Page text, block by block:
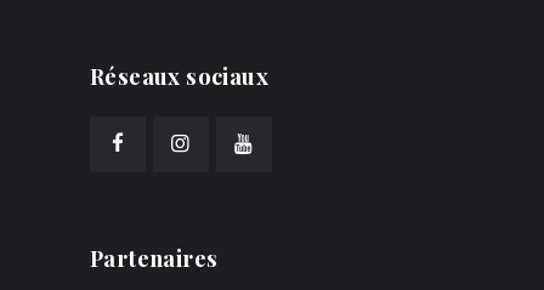
Réseaux sociaux
Partenaires